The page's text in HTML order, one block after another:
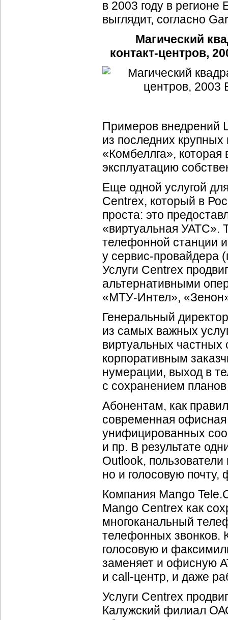
в 2003 году в
выглядит, согласно
Магический
контакт-центров,
Примеров внедрений
из последних
«Комбеллга»,
эксплуатацию
Еще одной услугой
Centrex, который в
проста: это
«виртуальная УАТС».
телефонной станции
у сервис-провайдера
Услуги Centrex
альтернативными
«МТУ-Интел»,
Генеральный
из самых важных
виртуальных частных
корпоративным
нумерации, выход в
с сохранением
Абонентам, как
современная
унифицированных
и пр. В результате
Outlook, пользователи
но и голосовую почту,
Компания Mango
Mango Centrex как
многоканальный
телефонных звонков.
голосовую и
заменяет и офисную
и call-центр, и даже
Услуги Centrex
Калужский филиал